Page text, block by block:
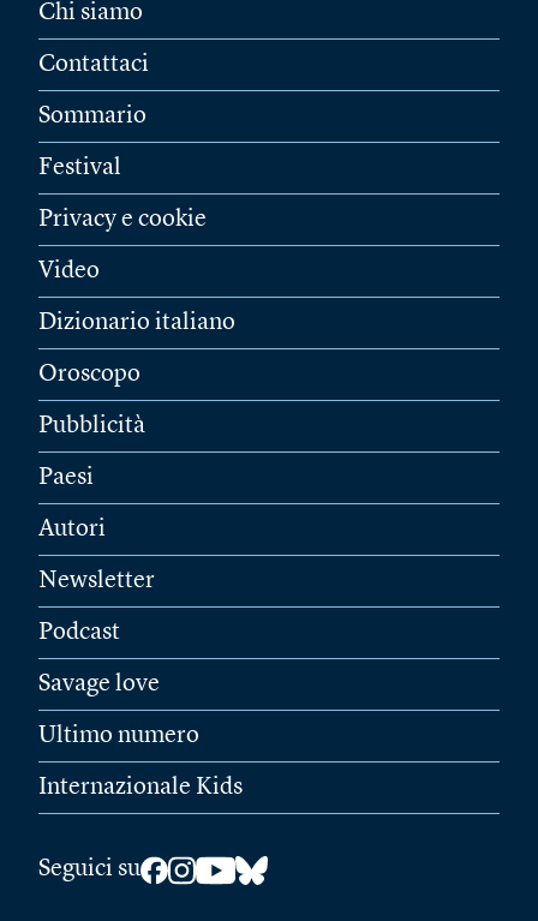
Chi siamo
Contattaci
Sommario
Festival
Privacy e cookie
Video
Dizionario italiano
Oroscopo
Pubblicità
Paesi
Autori
Newsletter
Podcast
Savage love
Ultimo numero
Internazionale Kids
Seguici su